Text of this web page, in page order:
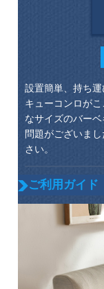
設置簡単、持ち
キューコンロが
なサイズのバー
問題がございま
さい。
ご利用ガイド